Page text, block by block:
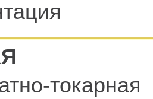
токарная